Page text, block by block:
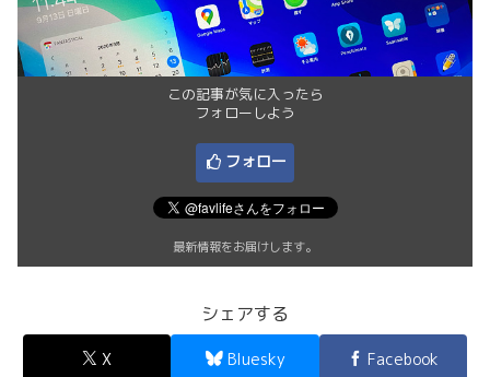
この記事が気に入ったら
フォローしよう
フォロー
最新情報をお届けします。
シェアする
X Bluesky Facebook